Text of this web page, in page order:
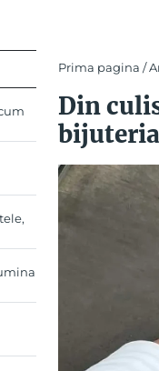
Prima pagina /
Din